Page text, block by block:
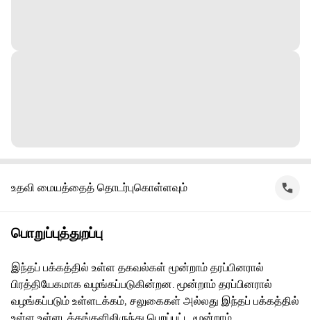
உதவி மையத்தைத் தொடர்புகொள்ளவும்
பொறுப்புத்துறப்பு
இந்தப் பக்கத்தில் உள்ள தகவல்கள் மூன்றாம் தரப்பினரால்
பிரத்தியேகமாக வழங்கப்படுகின்றன. மூன்றாம் தரப்பினரால்
வழங்கப்படும் உள்ளடக்கம், சலுகைகள் அல்லது இந்தப் பக்கத்தில்